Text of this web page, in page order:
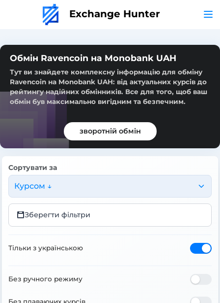
Exchange Hunter
Обмін Ravencoin на Monobank UAH
Тут ви знайдете комплексну інформацію для обміну
Ravencoin на Monobank UAH: від актуальних курсів до
рейтингу надійних обмінників. Все для того, щоб ваш
обмін був максимально вигідним та безпечним.
зворотній обмін
Сортувати за
Курсом ↓
Зберегти фільтри
Тільки з українською
Без ручного режиму